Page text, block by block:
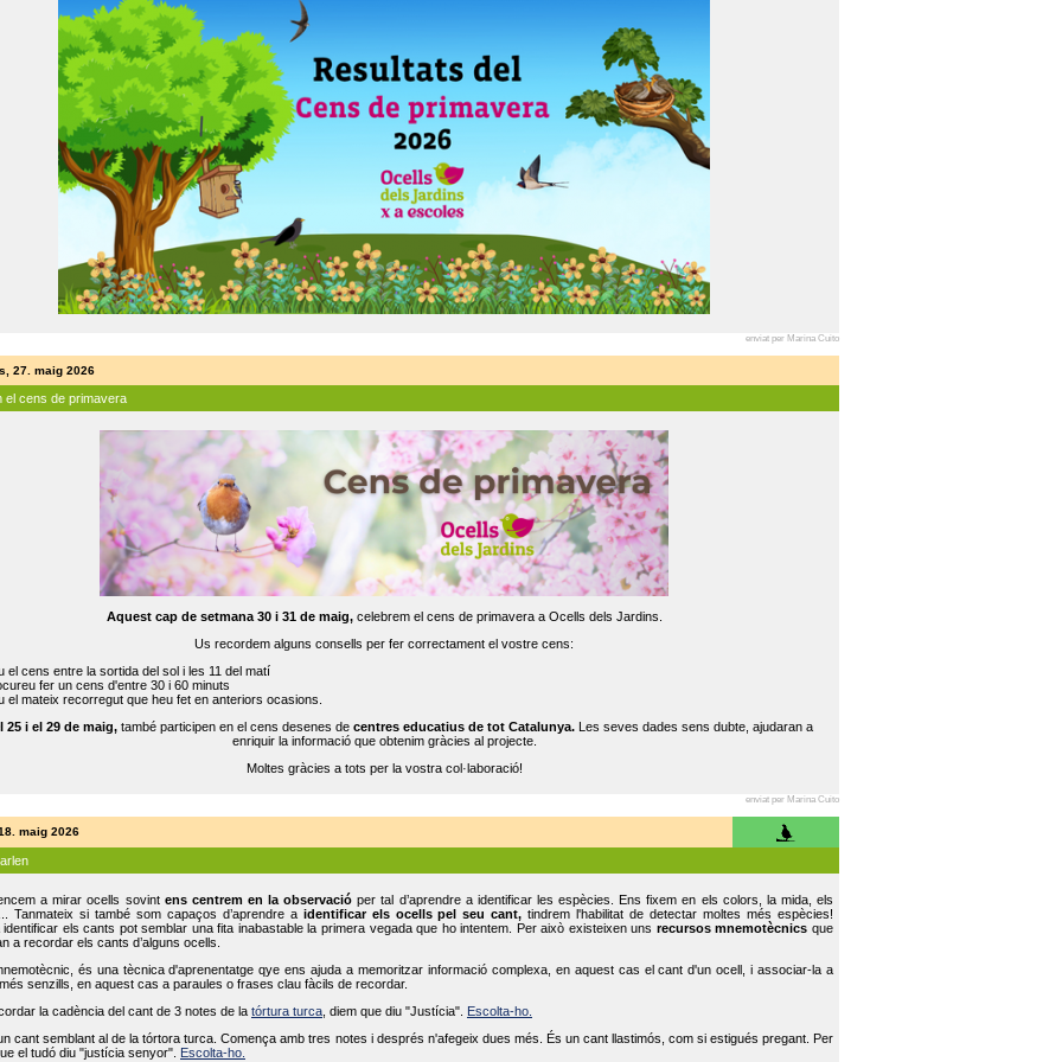
enviat per Marina Cuito
27. maig 2026
el cens de primavera
Aquest cap de setmana 30 i 31 de maig,celebrem el cens de primavera a Ocells dels Jardins.
Us recordem alguns consells per fer correctament el vostre cens:
el cens entre la sortida del sol i les 11 del matí
fer un cens d'entre 30 i 60 minuts
el mateix recorregut que heu fet en anteriors ocasions.
25 i el 29 de maig,també participen en el cens desenes de centres educatius de tot Catalunya.Les seves dades sens dubte, ajudaran a
enriquir la informació que obtenim gràcies al projecte.
Moltes gràcies a tots per la vostra col·laboració!
enviat per Marina Cuito
maig 2026
a mirar ocells sovint ens centrem en la observació per tal d’aprendre a identificar les espècies. Ens fixem en els colors, la mida, els
Tanmateix si també som capaços d’aprendre a identificar els ocells pel seu cant, tindrem l'habilitat de detectar moltes més espècies!
els cants pot semblar una fita inabastable la primera vegada que ho intentem. Per això existeixen uns recursos mnemotècnics que
a recordar els cants d’alguns ocells.
és una tècnica d'aprenentatge qye ens ajuda a memoritzar informació complexa, en aquest cas el cant d'un ocell, i associar-la a
senzills, en aquest cas a paraules o frases clau fàcils de recordar.
la cadència del cant de 3 notes de la tórtura turca , diem que diu "Justícia".
Escolta-ho.
cant semblant al de la tórtora turca. Comença amb tres notes i després n'afegeix dues més. És un cant llastimós, com si estigués pregant. Per
el tudó diu "justícia senyor".
Escolta-ho.